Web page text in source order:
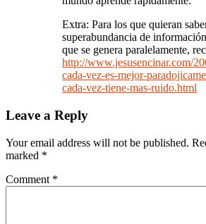
Extra: Para los que quieran
superabundancia de
que se genera paralelamente,
http://www.jesusencinar.com/
cada-vez-es-mejor-
cada-vez-tiene-mas-ruido.html
Leave a Reply
Your email address will not be published.
marked *
Comment *